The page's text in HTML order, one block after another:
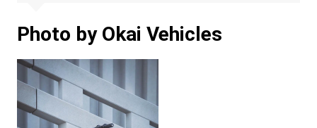
Photo by Okai Vehicles